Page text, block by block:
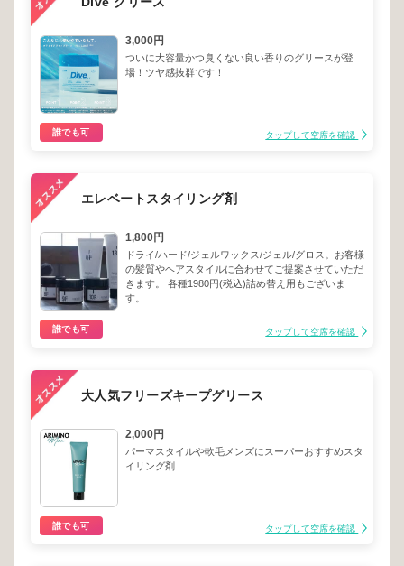
3,000円
ついに大容量かつ臭くない良い香りのグリースが登
場！ツヤ感抜群です！
誰でも可 タップして空席を確認
エレベートスタイリング剤
1,800円
ドライ/ハード/ジェルワックス/ジェル/グロス。お客様
の髪質やヘアスタイルに合わせてご提案させていただ
きます。 各種1980円(税込)詰め替え用もございま
す。
誰でも可 タップして空席を確認
大人気フリーズキープグリース
2,000円
パーマスタイルや軟毛メンズにスーパーおすすめスタ
イリング剤
誰でも可 タップして空席を確認